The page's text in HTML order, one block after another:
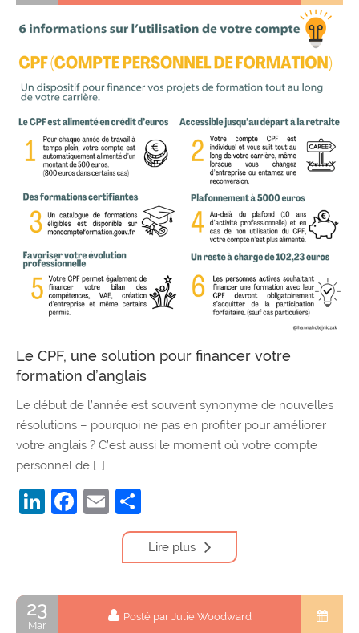
Le CPF, une solution pour financer votre
formation d’anglais
Le début de l’année est souvent synonyme de nouvelles
résolutions – pourquoi ne pas en profiter pour améliorer
votre anglais ? C’est aussi le moment où votre compte
personnel de […]
LinkedIn
Facebook
Email
Lire plus
23
Mar
Posté par Julie Woodward